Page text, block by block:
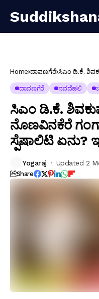
Home ದಾವಣಗೆರೆ ಸಿಎಂ ಡಿ.ಕೆ.
ದಾವಣಗೆರೆ ನವದೆಹಲಿ
ಸಿಎಂ ಡಿ.ಕೆ.
ನೊಣವಿನಕೆರೆ
ಸ್ಪೆಷಾಲಿಟಿ ಏನು?
Yogaraj Updated 2
Share